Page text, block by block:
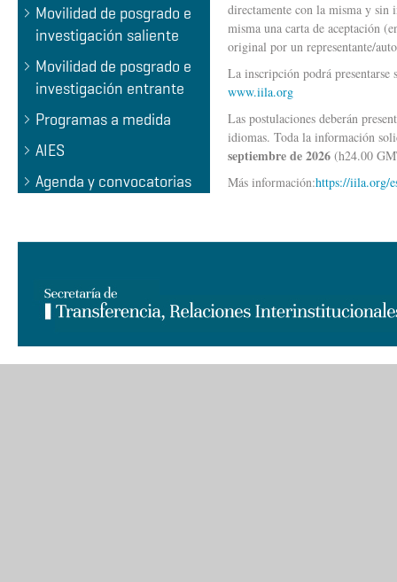
Movilidad de posgrado e
investigación saliente
Movilidad de posgrado e
investigación entrante
Programas a medida
AIES
Agenda y convocatorias
directamente con la misma y
misma una carta de aceptación
original por un representante/
La inscripción podrá
www.iila.org
Las postulaciones deberán
idiomas. Toda la información
septiembre de 2026 (h24.00
Más información:https://iila.org/